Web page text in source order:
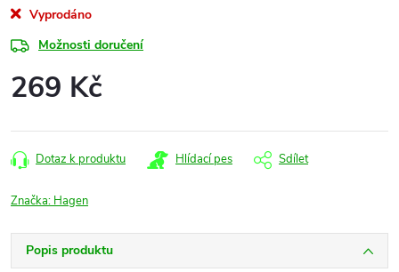
Vyprodáno
Možnosti doručení
269 Kč
cena:
Dotaz k produktu Hlídací pes Sdílet
Značka: Hagen
Popis produktu